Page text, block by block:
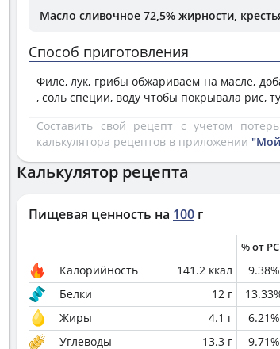
Масло сливочное 72,5% жирности,
Способ приготовления
Филе, лук, грибы обжариваем на масле,
, соль специи, воду чтобы покрывала рис,
Составить свой рецепт с учетом
калькулятора рецептов в приложении
Калькулятор рецепта
Пищевая ценность на 100 г
% от
Калорийность 141.2 ккал 9.38%
Белки
12 г 13.33
Жиры
4.1 г 6.21%
Углеводы
13.3 г 9.71%